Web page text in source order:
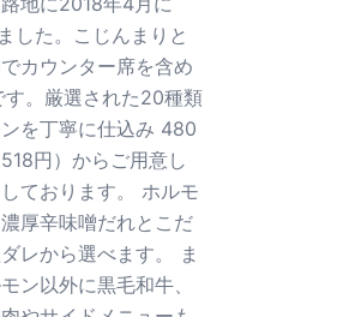
した。こじんまりと
カウンター席を含め
。厳選された20種類
を丁寧に仕込み 480
円）からご用意し
ております。 ホルモ
厚辛味噌だれとこだ
レから選べます。 ま
ン以外に黒毛和牛、